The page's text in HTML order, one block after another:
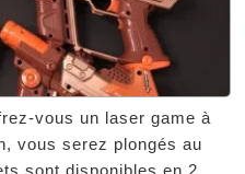
vous un laser game à
vous serez plongés au
sont disponibles en 2